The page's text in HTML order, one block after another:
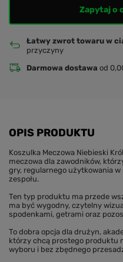
Zapytaj o
Łatwy zwrot towaru w
przyczyny
Darmowa dostawa od
OPIS PRODUKTU
Koszulka Meczowa Niebieski
meczowa dla zawodników,
gry, regularnego użytkowania
zespołu.
Ten typ produktu ma przede
ma być wygodny, czytelny
spodenkami, getrami oraz
To dobra opcja dla drużyn,
którzy chcą prostego produktu
wyboru i bez zbędnego